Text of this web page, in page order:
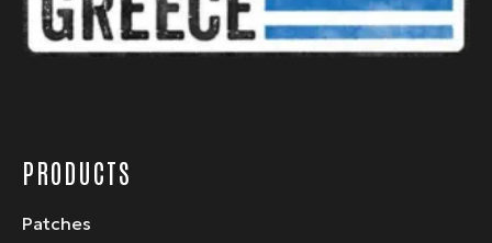
PRODUCTS
Patches